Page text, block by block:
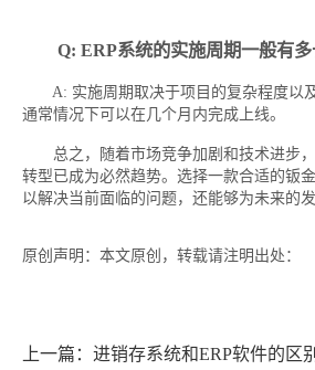
Q: ERP系统的实施周期一般有多
A: 实施周期取决于项目的复杂程度以及
通常情况下可以在几个月内完成上线。
总之，随着市场竞争加剧和技术进步，
转型已成为必然趋势。选择一款合适的钣
以解决当前面临的问题，还能够为未来的
原创声明：本文原创，转载请注明出处：
上一篇：进销存系统和ERP软件的区